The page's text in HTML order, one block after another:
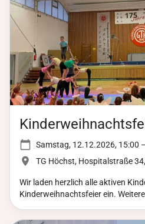
Samstag, 12.12.2026, 15:00
TG Höchst, Hospitalstraße
Wir laden herzlich alle aktiven
Kinderweihnachtsfeier ein.